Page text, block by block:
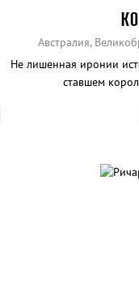
Австралия,
Не лишенная иронии
ставшем